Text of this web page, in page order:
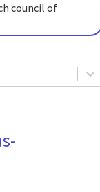
council of